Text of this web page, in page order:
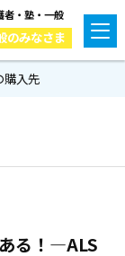
者・塾・一般
のみなさま
購入先
る！―ALS